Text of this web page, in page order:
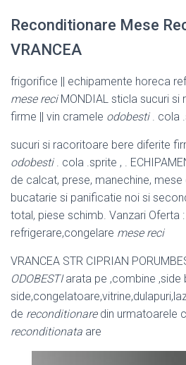
Reconditionare Mese
VRANCEA
frigorifice || echipamente horeca
mese reciMONDIAL sticla sucuri si
firme || vin cramele odobesti. cola
sucuri si racoritoare bere diferite
odobesti. cola .sprite , .
de calcat, prese, manechine,
bucatarie si panificatie noi si
total, piese schimb. Vanzari Oferta
refrigerare,congelare mese reci
VRANCEA STR CIPRIAN
ODOBESTIarata pe ,combine ,side
de reconditionaredin urmatoarele
reconditionata are